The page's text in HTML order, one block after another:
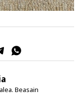
Beasain